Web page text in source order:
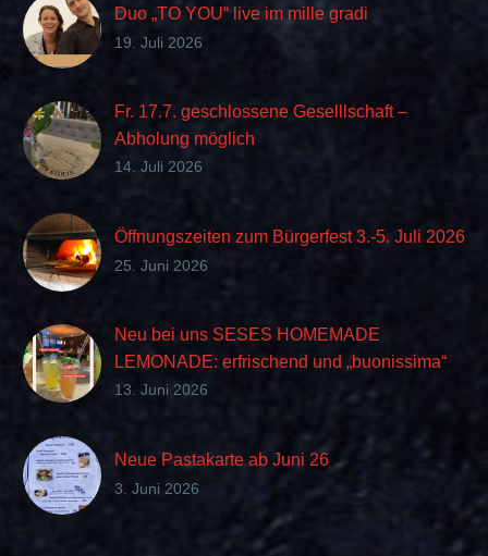
Duo „TO YOU“ live im mille gradi
19. Juli 2026
Fr. 17.7. geschlossene Geselllschaft –
Abholung möglich
14. Juli 2026
Öffnungszeiten zum Bürgerfest 3.-5. Juli 2026
25. Juni 2026
Neu bei uns SESES HOMEMADE
LEMONADE: erfrischend und „buonissima“
im Geschmack
13. Juni 2026
Neue Pastakarte ab Juni 26
3. Juni 2026